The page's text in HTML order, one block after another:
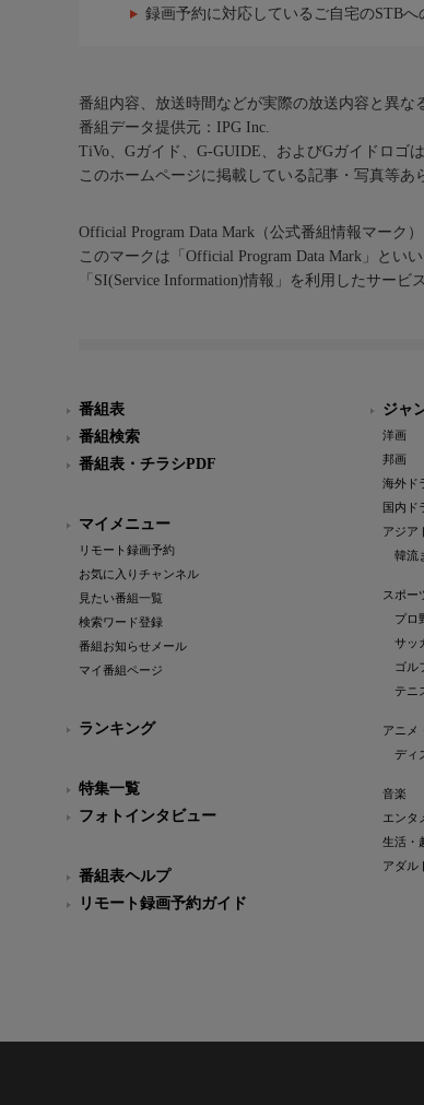
録画予約に対応しているご自宅のSTBへ
番組内容、放送時間などが実際の放送内容と異な
番組データ提供元：IPG Inc.
TiVo、Gガイド、G-GUIDE、およびGガイドロゴ
このホームページに掲載している記事・写真等あ
Official Program Data Mark（公式番組情報マーク）
このマークは「Official Program Data Mark」とい
「SI(Service Information)情報」を利用したサービ
番組表
番組検索
番組表・チラシPDF
マイメニュー
リモート録画予約
お気に入りチャンネル
見たい番組一覧
検索ワード登録
番組お知らせメール
マイ番組ページ
ランキング
特集一覧
フォトインタビュー
番組表ヘルプ
リモート録画予約ガイド
ジャ
洋画
邦画
海外ド
国内ド
アジア
韓流
スポー
プロ
サッ
ゴル
テニ
アニメ
ディ
音楽
エンタ
生活・
アダル